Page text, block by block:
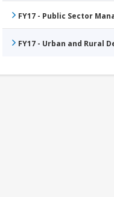
FY17 - Public Sector
FY17 - Urban and Rural